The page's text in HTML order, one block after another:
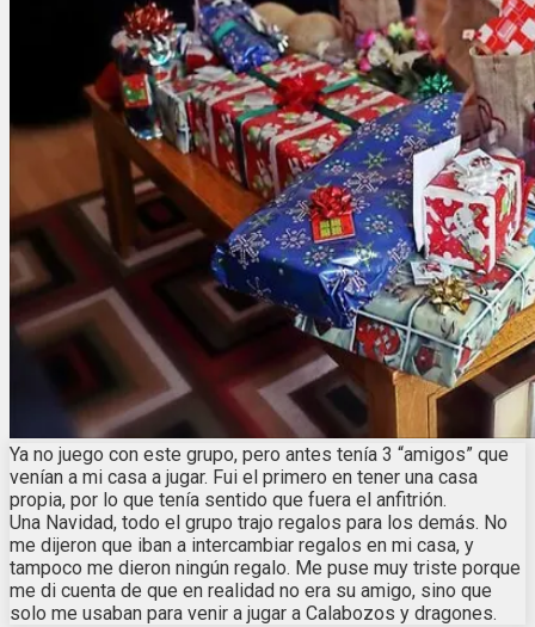
Ya no juego con este grupo, pero antes tenía 3 “amigos” que
venían a mi casa a jugar. Fui el primero en tener una casa
propia, por lo que tenía sentido que fuera el anfitrión.
Una Navidad, todo el grupo trajo regalos para los demás. No
me dijeron que iban a intercambiar regalos en mi casa, y
tampoco me dieron ningún regalo. Me puse muy triste porque
me di cuenta de que en realidad no era su amigo, sino que
solo me usaban para venir a jugar a Calabozos y dragones.